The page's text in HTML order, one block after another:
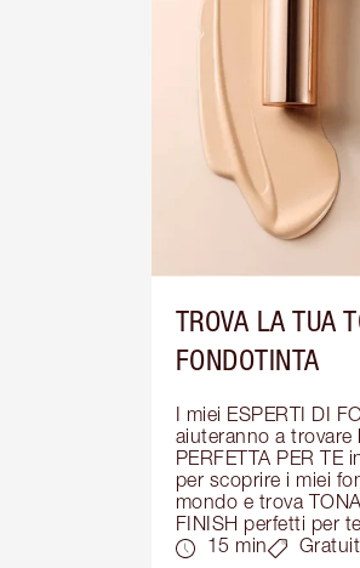
TROVA LA TUA
FONDOTINTA
I miei ESPERTI DI
aiuteranno a trovare
PERFETTA PER TE
per scoprire i miei
mondo e trova
FINISH perfetti per
15 min